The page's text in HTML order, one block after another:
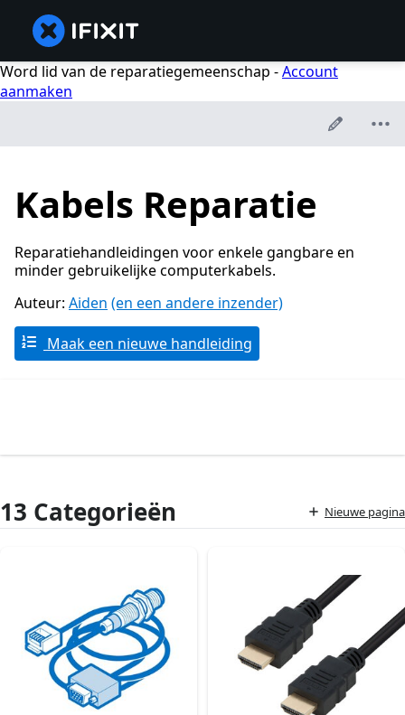
Word lid van de reparatiegemeenschap -Account
aanmaken
Kabels Reparatie
Reparatiehandleidingen voor enkele gangbare en
minder gebruikelijke computerkabels.
Auteur: Aiden (en een andere inzender)
Maak een nieuwe handleiding
13 Categorieën Nieuwe pagina